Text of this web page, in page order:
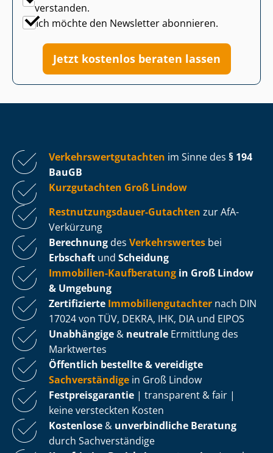
verstanden.
Ich möchte den Newsletter abonnieren.
Jetzt kostenlos beraten lassen
Ver­kehrs­wert­gut­ach­ten im Sinne des § 194
BauGB
Kurzgutachten Groß Lindow
Rest­nut­zungs­dau­er-Gutachten zur AfA-
Verkürzung
Berechnung des Verkehrswertes bei
Erbschaft und Scheidung
Immobilien-Kaufberatung in Groß Lindow
& Umgebung
Zertifizierte Im­mo­bi­li­en­gut­ach­ter nach DIN
17024 von TÜV, DEKRA, IHK, DIA und EIPOS
Unabhängige & neutrale Ermittlung des
Marktwertes
Öffentlich bestellte & vereidigte
Sachverständige in Groß Lindow
Fest­preis­ga­ran­tie | transparent & fair |
keine versteckten Kosten
Kostenlose & unverbindliche Beratung
durch Sachverständige